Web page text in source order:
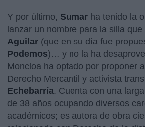
Y por último, Sumar ha tenido la
lanzar un nombre para la silla que
Aguilar (que en su día fue
Podemos)… y no la ha
Moncloa ha optado por proponer
Derecho Mercantil y activista trans
Echebarría. Cuenta con una
de 38 años ocupando diversos
académicos; es autora de obra